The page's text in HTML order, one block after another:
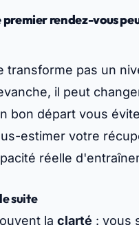
premier rendez-vous
transforme pas un
il peut
bon départ vous
estimer votre
réelle
suite
la clarté : vous